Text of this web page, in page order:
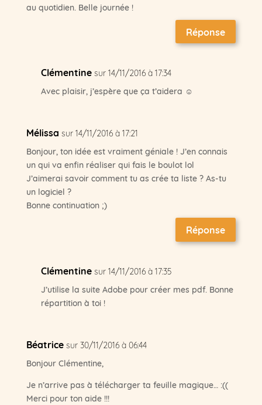
au quotidien. Belle journée !
Réponse
Clémentine sur 14/11/2016 à 17:34
Avec plaisir, j’espère que ça t’aidera ☺
Mélissa sur 14/11/2016 à 17:21
Bonjour, ton idée est vraiment géniale ! J’en connais
un qui va enfin réaliser qui fais le boulot lol
J’aimerai savoir comment tu as crée ta liste ? As-tu
un logiciel ?
Bonne continuation ;)
Réponse
Clémentine sur 14/11/2016 à 17:35
J’utilise la suite Adobe pour créer mes pdf. Bonne
répartition à toi !
Béatrice sur 30/11/2016 à 06:44
Bonjour Clémentine,
Je n’arrive pas à télécharger ta feuille magique… :((
Merci pour ton aide !!!